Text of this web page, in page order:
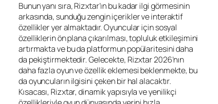
Bunun yanı sıra, Rizxtar’ın bu kadar ilgi görmesinin
arkasında, sunduğu zengin içerikler ve interaktif
özellikler yer almaktadır. Oyuncular için sosyal
özelliklerin ön plana çıkarılması, topluluk etkileşimini
artırmakta ve bu da platformun popülaritesini daha
da pekiştirmektedir. Gelecekte, Rizxtar 2026’nın
daha fazla oyun ve özellik eklemesi beklenmekte, bu
da oyuncuların ilgisini çeken bir hal alacaktır.
Kısacası, Rizxtar, dinamik yapısıyla ve yenilikçi